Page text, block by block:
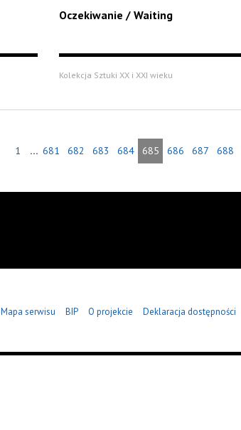
Oczekiwanie / Waiting
Kolekcja Sztuki XX i XXI wieku
1 ... 681 682 683 684 685 686 687 688
Mapa serwisu BIP O projekcie Deklaracja dostępności